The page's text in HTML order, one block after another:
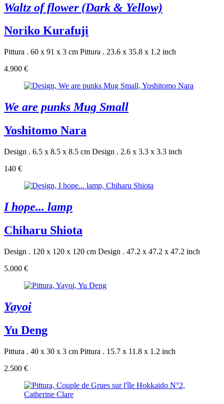
Waltz of flower (Dark & Yellow)
Noriko Kurafuji
Pittura . 60 x 91 x 3 cm Pittura . 23.6 x 35.8 x 1.2 inch
4.900 €
We are punks Mug Small
Yoshitomo Nara
Design . 6.5 x 8.5 x 8.5 cm Design . 2.6 x 3.3 x 3.3 inch
140 €
I hope... lamp
Chiharu Shiota
Design . 120 x 120 x 120 cm Design . 47.2 x 47.2 x 47.2 inch
5.000 €
Yayoi
Yu Deng
Pittura . 40 x 30 x 3 cm Pittura . 15.7 x 11.8 x 1.2 inch
2.500 €